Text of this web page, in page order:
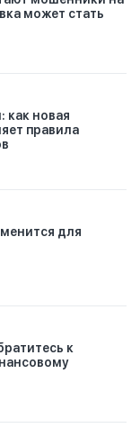
может стать
как новая
правила
для
к